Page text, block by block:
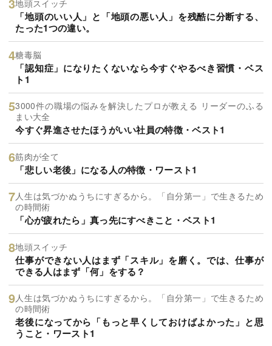
地頭スイッチ
「地頭のいい人」と「地頭の悪い人」を残酷に分断する、
たった1つの違い。
糖毒脳
「認知症」になりたくないなら今すぐやるべき習慣・ベス
ト1
3000件の職場の悩みを解決したプロが教える リーダーのふる
まい大全
今すぐ昇進させたほうがいい社員の特徴・ベスト1
筋肉が全て
「悲しい老後」になる人の特徴・ワースト1
人生は気づかぬうちにすぎるから。「自分第一」で生きるため
の時間術
「心が疲れたら」真っ先にすべきこと・ベスト1
地頭スイッチ
仕事ができない人はまず「スキル」を磨く。では、仕事が
できる人はまず「何」をする？
人生は気づかぬうちにすぎるから。「自分第一」で生きるため
の時間術
老後になってから「もっと早くしておけばよかった」と思
うこと・ワースト1